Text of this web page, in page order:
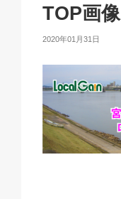
TOP画像
2020年01月31日